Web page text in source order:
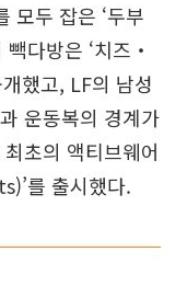
모두 잡은 ‘두부
빽다방은 ‘치즈‧
했고, LF의 남성
운동복의 경계가
초의 액티브웨어
를 출시했다.